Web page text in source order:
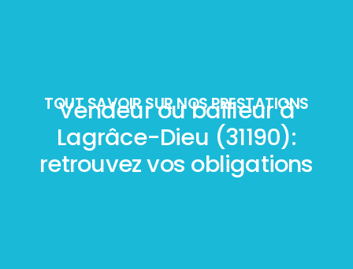
TOUT SAVOIR SUR NOS PRESTATIONS
Vendeur ou bailleur à
Lagrâce-Dieu (31190):
retrouvez vos obligations